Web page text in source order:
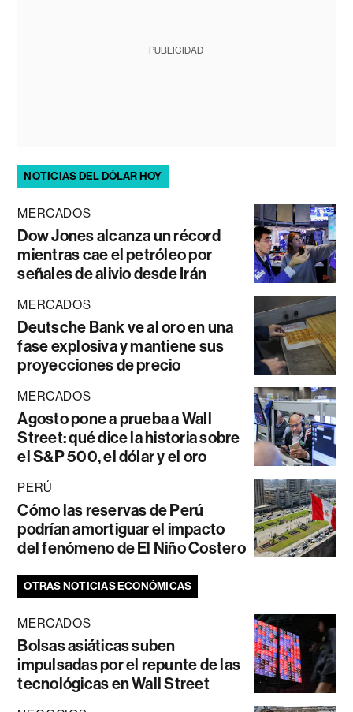
PUBLICIDAD
NOTICIAS DEL DÓLAR HOY
MERCADOS
Dow Jones alcanza un récord
mientras cae el petróleo por
señales de alivio desde Irán
MERCADOS
Deutsche Bank ve al oro en una
fase explosiva y mantiene sus
proyecciones de precio
MERCADOS
Agosto pone a prueba a Wall
Street: qué dice la historia sobre
el S&P 500, el dólar y el oro
PERÚ
Cómo las reservas de Perú
podrían amortiguar el impacto
del fenómeno de El Niño Costero
OTRAS NOTICIAS ECONÓMICAS
MERCADOS
Bolsas asiáticas suben
impulsadas por el repunte de las
tecnológicas en Wall Street